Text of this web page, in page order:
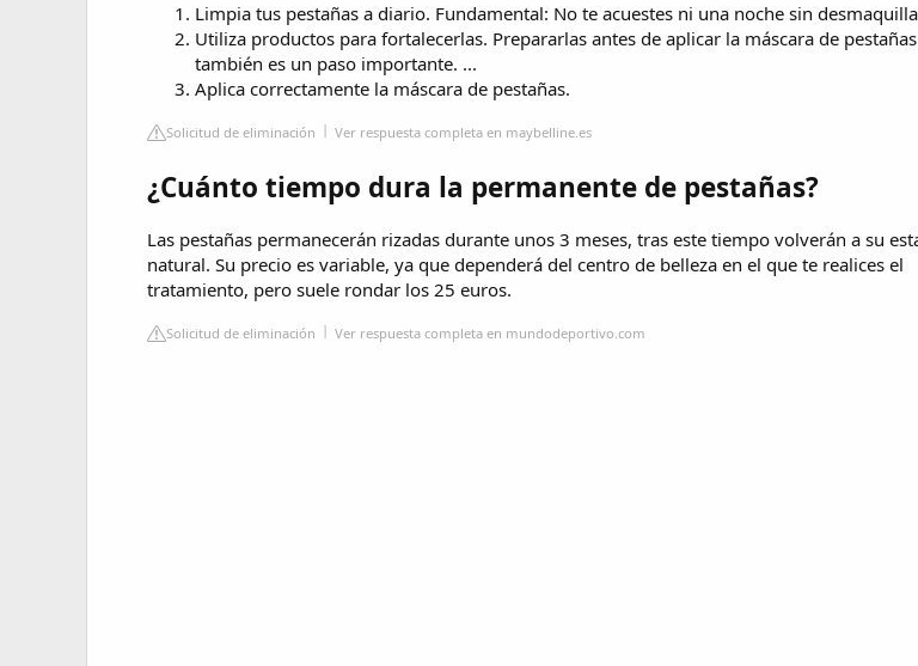
Limpia tus pestañas a diario. Fundamental: No te acuestes ni una noche sin
Utiliza productos para fortalecerlas. Prepararlas antes de aplicar la máscara de pestañas
también es un paso importante. ...
Aplica correctamente la máscara de pestañas.
Solicitud de eliminación Ver respuesta completa en maybelline.es
¿Cuánto tiempo dura la permanente de pestañas?
Las pestañas permanecerán rizadas durante unos 3 meses, tras este tiempo volverán a su
natural. Su precio es variable, ya que dependerá del centro de belleza en el que te realices el
tratamiento, pero suele rondar los 25 euros.
Solicitud de eliminación Ver respuesta completa en mundodeportivo.com